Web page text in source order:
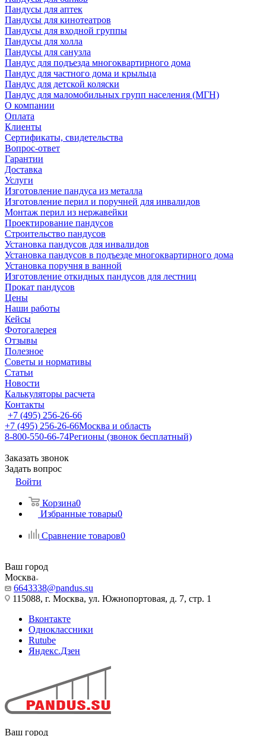
Пандусы для аптек
Пандусы для кинотеатров
Пандусы для входной группы
Пандусы для холла
Пандусы для санузла
Пандус для подъезда многоквартирного дома
Пандус для частного дома и крыльца
Пандус для детской коляски
Пандус для маломобильных групп населения (МГН)
О компании
Оплата
Клиенты
Сертификаты, свидетельства
Вопрос-ответ
Гарантии
Доставка
Услуги
Изготовление пандуса из металла
Изготовление перил и поручней для инвалидов
Монтаж перил из нержавейки
Проектирование пандусов
Строительство пандусов
Установка пандусов для инвалидов
Установка пандусов в подъезде многоквартирного дома
Установка поручня в ванной
Изготовление откидных пандусов для лестниц
Прокат пандусов
Цены
Наши работы
Кейсы
Фотогалерея
Отзывы
Полезное
Советы и нормативы
Статьи
Новости
Калькуляторы расчета
Контакты
+7 (495) 256-26-66
+7 (495) 256-26-66Москва и область
8-800-550-66-74Регионы (звонок бесплатный)
Заказать звонок
Задать вопрос
Войти
Корзина0
Избранные товары0
Сравнение товаров0
Ваш город
Москва
6643338@pandus.su
115088, г. Москва, ул. Южнопортовая, д. 7, стр. 1
Вконтакте
Одноклассники
Rutube
Яндекс.Дзен
Ваш город